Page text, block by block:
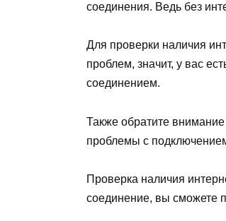
соединения. Ведь без
Для проверки наличия
проблем, значит, у вас
соединением.
Также обратите
проблемы с
Проверка наличия
соединение, вы сможете